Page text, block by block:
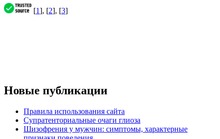
[1], [2], [3]
Новые публикации
Правила использования сайта
Супратенториальные очаги глиоза
Шизофрения у мужчин: симптомы, характерные